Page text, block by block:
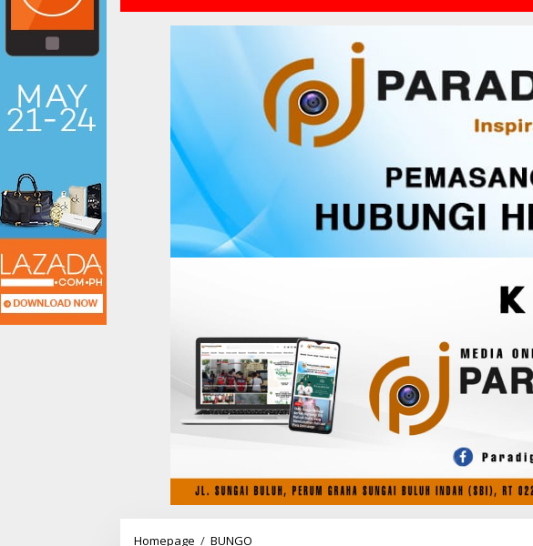
Homepage / BUNGO